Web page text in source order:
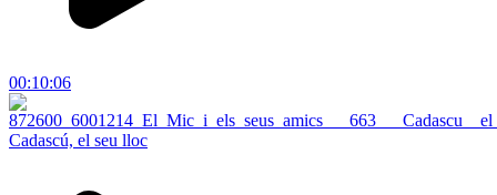
00:10:06
Cadascú, el seu lloc